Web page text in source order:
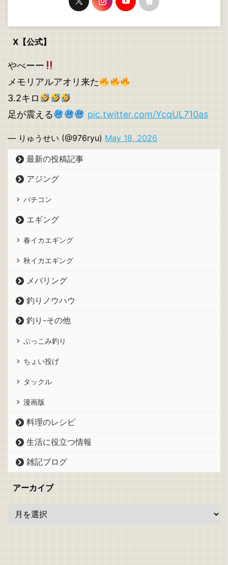
X【公式】
やべーー
メモリアルアオリ来た
3.2キロ
足が震える
pic.twitter.com/YcqUL710as
— りゅうせい (@976ryu) May 18, 2026
最新の投稿記事
アジング
バチコン
エギング
春イカエギング
秋イカエギング
メバリング
釣りノウハウ
釣り-その他
ぶっこみ釣り
ちょい投げ
タックル
漫画版
料理のレシピ
生活に役立つ情報
雑記ブログ
アーカイブ